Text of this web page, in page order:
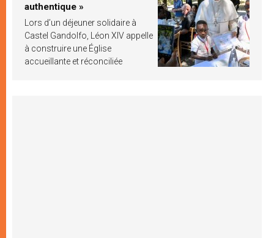
authentique »
Lors d’un déjeuner solidaire à
Castel Gandolfo, Léon XIV appelle
à construire une Église
accueillante et réconciliée